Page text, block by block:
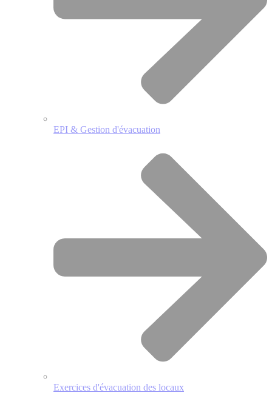
EPI & Gestion d'évacuation
Exercices d'évacuation des locaux